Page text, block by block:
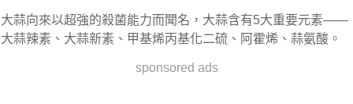
大蒜向來以超強的殺菌能力而聞名，大蒜含有5大重要元素——
大蒜辣素、大蒜新素、甲基烯丙基化二硫、阿霍烯、蒜氨酸。
sponsored ads